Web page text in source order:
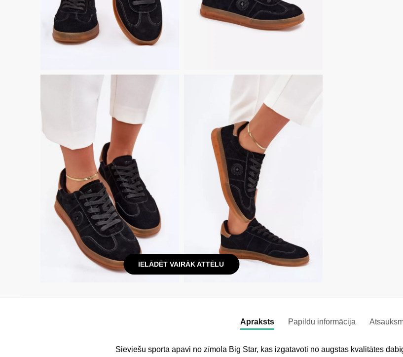
IELĀDĒT VAIRĀK ATTĒLU
Apraksts Papildu informācija
Sieviešu sporta apavi no zīmola Big Star, kas izgatavoti no augstas kvalitātes